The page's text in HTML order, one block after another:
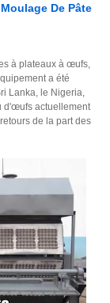
De Pâte
à plateaux à œufs,
a été
Lanka, le Nigeria,
d'œufs actuellement
de la part des